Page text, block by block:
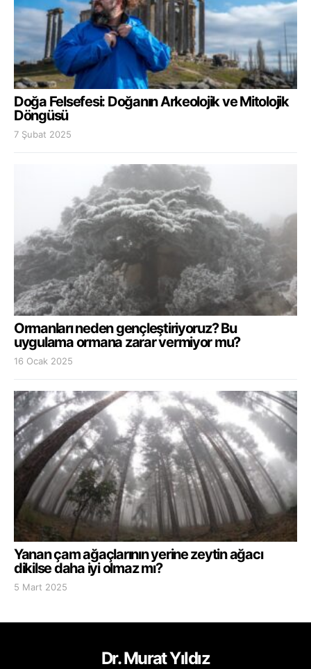
Doğa Felsefesi: Doğanın Arkeolojik ve Mitolojik
Döngüsü
7 Şubat 2025
Ormanları neden gençleştiriyoruz? Bu
uygulama ormana zarar vermiyor mu?
16 Ocak 2025
Yanan çam ağaçlarının yerine zeytin ağacı
dikilse daha iyi olmaz mı?
5 Mart 2025
Dr. Murat Yıldız